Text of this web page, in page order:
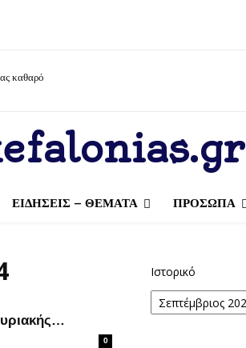
καθαρό
ΕΙΔΗΣΕΙΣ – ΘΕΜΑΤΑ ΠΡΟΣΩΠΑ
0
Ιστορικό